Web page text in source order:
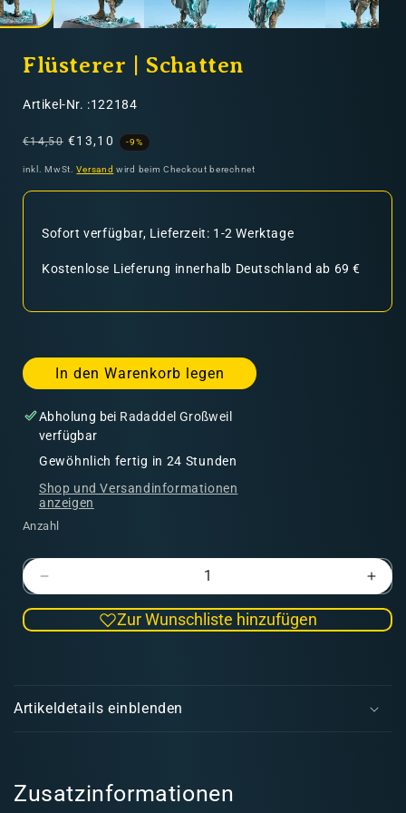
Flüsterer | Schatten
SKU:
Artikel-Nr. :122184
Normaler
Preis
€14,50 Verkaufspreis
€13,10 -9%
inkl. MwSt.Versand wird beim Checkout berechnet
Sofort verfügbar, Lieferzeit: 1-2 Werktage
Kostenlose Lieferung innerhalb Deutschland ab 69 €
In den Warenkorb legen
Abholung bei Radaddel Großweil
verfügbar
Gewöhnlich fertig in 24 Stunden
Shop und Versandinformationen
anzeigen
Anzahl
Schatten
Zur Wunschliste hinzufügen
n
a
Artikeldetails einblenden
Zusatzinformationen